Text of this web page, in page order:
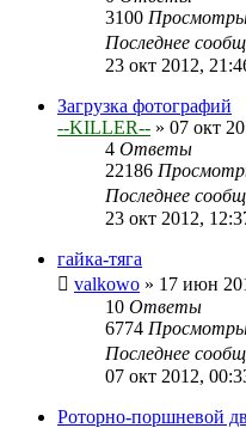
3100
Последнее
23 окт 2012,
Загрузка фотографий
--KILLER-- » 07 окт
4 Ответы
22186
Последнее
23 окт 2012,
гайка-тяга
valkowo » 17 июн
10 Ответы
6774
Последнее
07 окт 2012,
Роторно-поршневой